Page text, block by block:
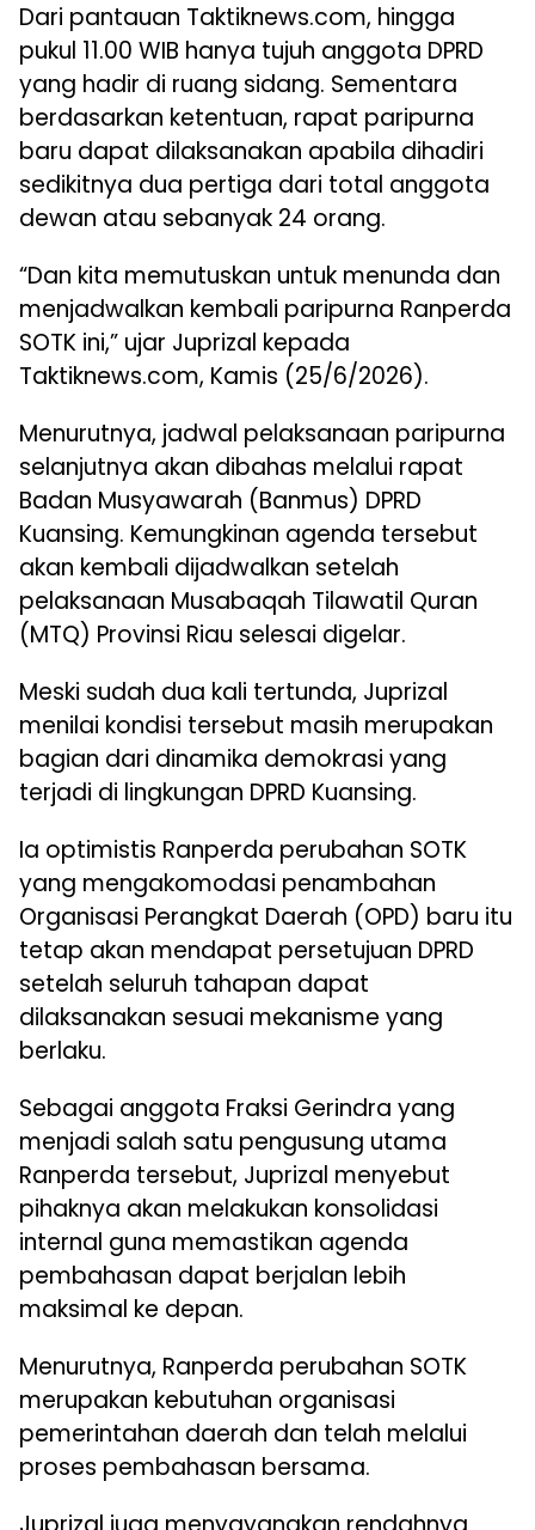
Dari pantauan Taktiknews.com, hingga
pukul 11.00 WIB hanya tujuh anggota DPRD
yang hadir di ruang sidang. Sementara
berdasarkan ketentuan, rapat paripurna
baru dapat dilaksanakan apabila dihadiri
sedikitnya dua pertiga dari total anggota
dewan atau sebanyak 24 orang.
“Dan kita memutuskan untuk menunda dan
menjadwalkan kembali paripurna Ranperda
SOTK ini,” ujar Juprizal kepada
Taktiknews.com, Kamis (25/6/2026).
Menurutnya, jadwal pelaksanaan paripurna
selanjutnya akan dibahas melalui rapat
Badan Musyawarah (Banmus) DPRD
Kuansing. Kemungkinan agenda tersebut
akan kembali dijadwalkan setelah
pelaksanaan Musabaqah Tilawatil Quran
(MTQ) Provinsi Riau selesai digelar.
Meski sudah dua kali tertunda, Juprizal
menilai kondisi tersebut masih merupakan
bagian dari dinamika demokrasi yang
terjadi di lingkungan DPRD Kuansing.
Ia optimistis Ranperda perubahan SOTK
yang mengakomodasi penambahan
Organisasi Perangkat Daerah (OPD) baru itu
tetap akan mendapat persetujuan DPRD
setelah seluruh tahapan dapat
dilaksanakan sesuai mekanisme yang
berlaku.
Sebagai anggota Fraksi Gerindra yang
menjadi salah satu pengusung utama
Ranperda tersebut, Juprizal menyebut
pihaknya akan melakukan konsolidasi
internal guna memastikan agenda
pembahasan dapat berjalan lebih
maksimal ke depan.
Menurutnya, Ranperda perubahan SOTK
merupakan kebutuhan organisasi
pemerintahan daerah dan telah melalui
proses pembahasan bersama.